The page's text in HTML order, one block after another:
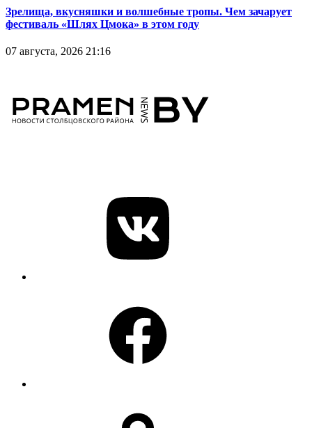
Зрелища, вкусняшки и волшебные тропы. Чем зачарует
фестиваль «Шлях Цмока» в этом году
07 августа, 2026 21:16